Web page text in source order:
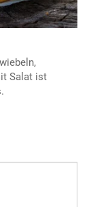
Salat ist